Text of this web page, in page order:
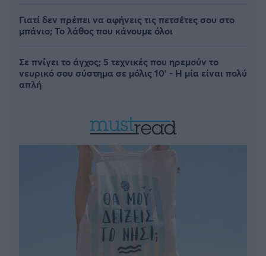
Γιατί δεν πρέπει να αφήνεις τις πετσέτες σου στο
μπάνιο; Το λάθος που κάνουμε όλοι
Σε πνίγει το άγχος; 5 τεχνικές που ηρεμούν το
νευρικό σου σύστημα σε μόλις 10' - Η μία είναι πολύ
απλή